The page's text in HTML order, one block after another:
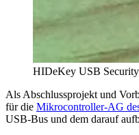
HIDeKey USB
Als Abschlussprojekt und
für die Mikrocontroller-AG
USB-Bus und dem darauf